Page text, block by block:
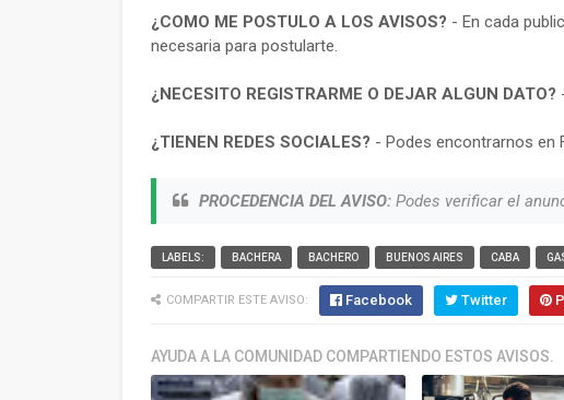
¿COMO ME POSTULO A LOS AVISOS? - En cada
necesaria para postularte.
¿NECESITO REGISTRARME O DEJAR ALGUN DATO?
¿TIENEN REDES SOCIALES? - Podes encontrarnos en
PROCEDENCIA DEL AVISO: Podes verificar el
LABELS: BACHERA BACHERO BUENOS AIRES CABA
COMPARTIR ESTE AVISO: Facebook Twitter
AYUDA A LA COMUNIDAD COMPARTIENDO ESTOS AVISOS.